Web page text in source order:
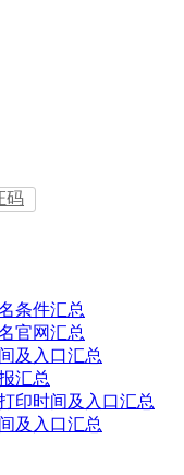
码
条件汇总
官网汇总
及入口汇总
汇总
印时间及入口汇总
及入口汇总